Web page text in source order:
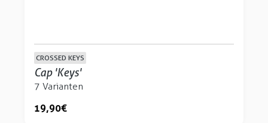
CROSSED KEYS
Cap 'Keys'
7 Varianten
19,90 €